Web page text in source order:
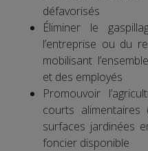
défavorisés
Éliminer le
l’entreprise ou du
mobilisant
et des employés
Promouvoir
courts alimentaires
surfaces jardinées
foncier disponible